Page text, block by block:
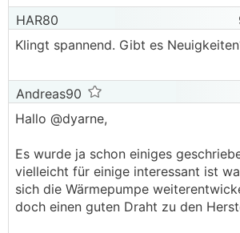
HAR80
Klingt spannend. Gibt es
Andreas90
Hallo @dyarne,
Es wurde ja schon einiges
vielleicht für einige interessant ist
sich die Wärmepumpe
doch einen guten Draht zu den